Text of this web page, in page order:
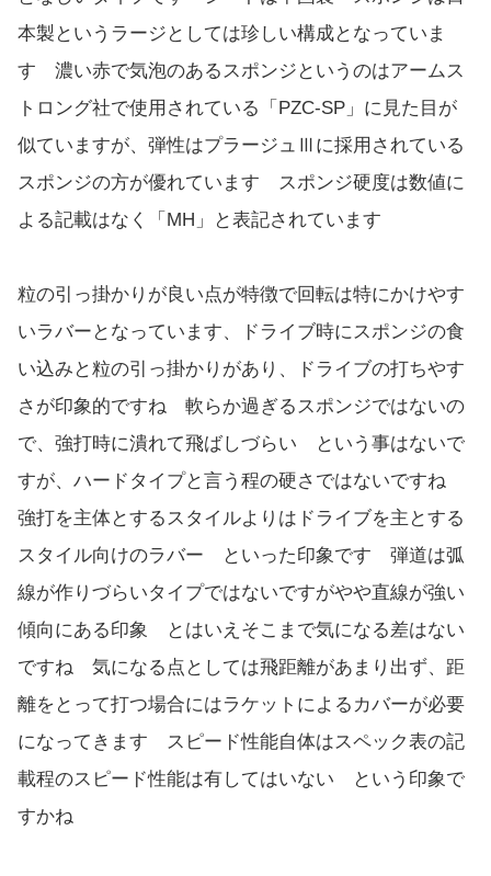
本製というラージとしては珍しい構成となっていま
す 濃い赤で気泡のあるスポンジというのはアームス
トロング社で使用されている「PZC-SP」に見た目が
似ていますが、弾性はプラージュⅢに採用されている
スポンジの方が優れています スポンジ硬度は数値に
よる記載はなく「MH」と表記されています
粒の引っ掛かりが良い点が特徴で回転は特にかけやす
いラバーとなっています、ドライブ時にスポンジの食
い込みと粒の引っ掛かりがあり、ドライブの打ちやす
さが印象的ですね 軟らか過ぎるスポンジではないの
で、強打時に潰れて飛ばしづらい という事はないで
すが、ハードタイプと言う程の硬さではないですね
強打を主体とするスタイルよりはドライブを主とする
スタイル向けのラバー といった印象です 弾道は弧
線が作りづらいタイプではないですがやや直線が強い
傾向にある印象 とはいえそこまで気になる差はない
ですね 気になる点としては飛距離があまり出ず、距
離をとって打つ場合にはラケットによるカバーが必要
になってきます スピード性能自体はスペック表の記
載程のスピード性能は有してはいない という印象で
すかね